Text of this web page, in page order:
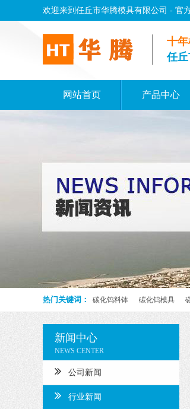
欢迎来到任丘市华腾模具有限公司 - 官
十
任丘
网站首页 产品中心
热门关键词： 碳化钨料钵 碳化钨模具
新闻中心
NEWS CENTER
公司新闻
行业新闻